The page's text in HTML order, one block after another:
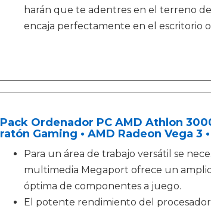
harán que te adentres en el terreno
encaja perfectamente en el escritorio
Pack Ordenador PC AMD Athlon
ratón Gaming • AMD Radeon Vega 3
Para un área de trabajo versátil se
multimedia Megaport ofrece un
óptima de componentes a juego.
El potente rendimiento del